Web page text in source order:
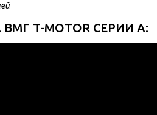
T-MOTOR СЕРИИ A: